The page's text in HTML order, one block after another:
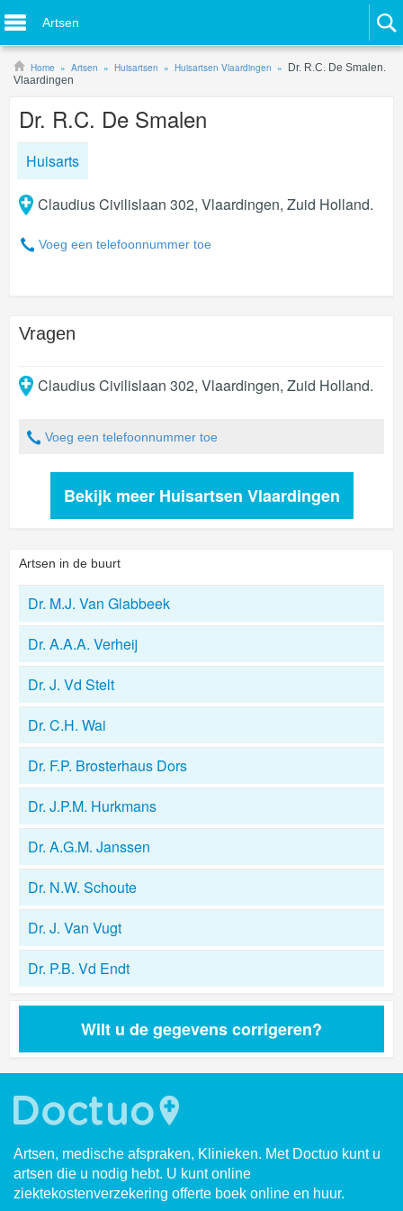
Artsen
Home Artsen Huisartsen Huisartsen Vlaardingen
Dr. R.C. De Smalen.
Vlaardingen
Dr. R.C. De Smalen
Huisarts
Claudius Civilislaan 302, Vlaardingen, Zuid Holland.
Voeg een telefoonnummer toe
Vragen
Claudius Civilislaan 302, Vlaardingen, Zuid Holland.
Voeg een telefoonnummer toe
Bekijk meer Huisartsen Vlaardingen
Artsen in de buurt
Dr. M.J. Van Glabbeek
Dr. A.A.A. Verheij
Dr. J. Vd Stelt
Dr. C.H. Wai
Dr. F.P. Brosterhaus Dors
Dr. J.P.M. Hurkmans
Dr. A.G.M. Janssen
Dr. N.W. Schoute
Dr. J. Van Vugt
Dr. P.B. Vd Endt
Wilt u de gegevens corrigeren?
Artsen, medische afspraken, Klinieken. Met Doctuo kunt u
artsen die u nodig hebt. U kunt online
ziektekostenverzekering offerte boek online en huur.